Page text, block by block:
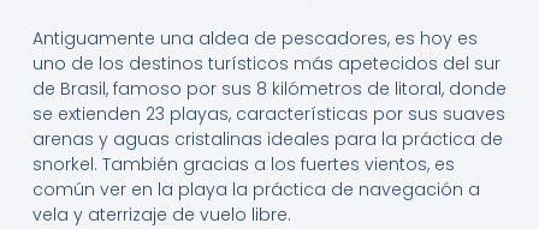
Antiguamente una aldea de pescadores, es hoy es
uno de los destinos turísticos más apetecidos del sur
de Brasil, famoso por sus 8 kilómetros de litoral, donde
se extienden 23 playas, características por sus suaves
arenas y aguas cristalinas ideales para la práctica de
snorkel. También gracias a los fuertes vientos, es
común ver en la playa la práctica de navegación a
vela y aterrizaje de vuelo libre.